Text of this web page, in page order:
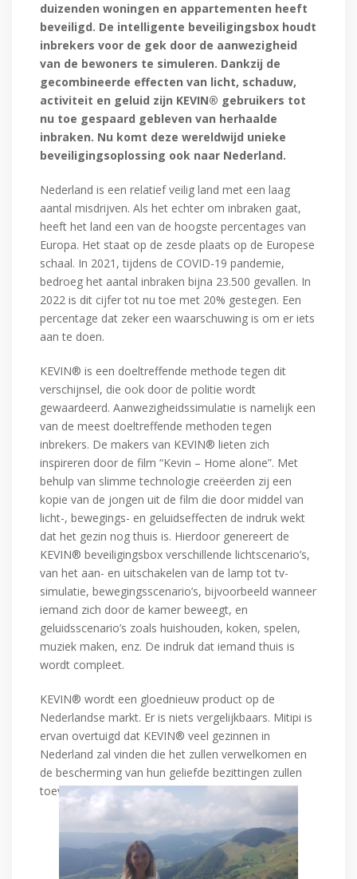
duizenden woningen en appartementen heeft
beveiligd. De intelligente beveiligingsbox houdt
inbrekers voor de gek door de aanwezigheid
van de bewoners te simuleren. Dankzij de
gecombineerde effecten van licht, schaduw,
activiteit en geluid zijn KEVIN® gebruikers tot
nu toe gespaard gebleven van herhaalde
inbraken. Nu komt deze wereldwijd unieke
beveiligingsoplossing ook naar Nederland.
Nederland is een relatief veilig land met een laag
aantal misdrijven. Als het echter om inbraken gaat,
heeft het land een van de hoogste percentages van
Europa. Het staat op de zesde plaats op de Europese
schaal. In 2021, tijdens de COVID-19 pandemie,
bedroeg het aantal inbraken bijna 23.500 gevallen. In
2022 is dit cijfer tot nu toe met 20% gestegen. Een
percentage dat zeker een waarschuwing is om er iets
aan te doen.
KEVIN® is een doeltreffende methode tegen dit
verschijnsel, die ook door de politie wordt
gewaardeerd. Aanwezigheidssimulatie is namelijk een
van de meest doeltreffende methoden tegen
inbrekers. De makers van KEVIN® lieten zich
inspireren door de film “Kevin – Home alone”. Met
behulp van slimme technologie creëerden zij een
kopie van de jongen uit de film die door middel van
licht-, bewegings- en geluidseffecten de indruk wekt
dat het gezin nog thuis is. Hierdoor genereert de
KEVIN® beveiligingsbox verschillende lichtscenario’s,
van het aan- en uitschakelen van de lamp tot tv-
simulatie, bewegingsscenario’s, bijvoorbeeld wanneer
iemand zich door de kamer beweegt, en
geluidsscenario’s zoals huishouden, koken, spelen,
muziek maken, enz. De indruk dat iemand thuis is
wordt compleet.
KEVIN® wordt een gloednieuw product op de
Nederlandse markt. Er is niets vergelijkbaars. Mitipi is
ervan overtuigd dat KEVIN® veel gezinnen in
Nederland zal vinden die het zullen verwelkomen en
de bescherming van hun geliefde bezittingen zullen
toevertrouwen.